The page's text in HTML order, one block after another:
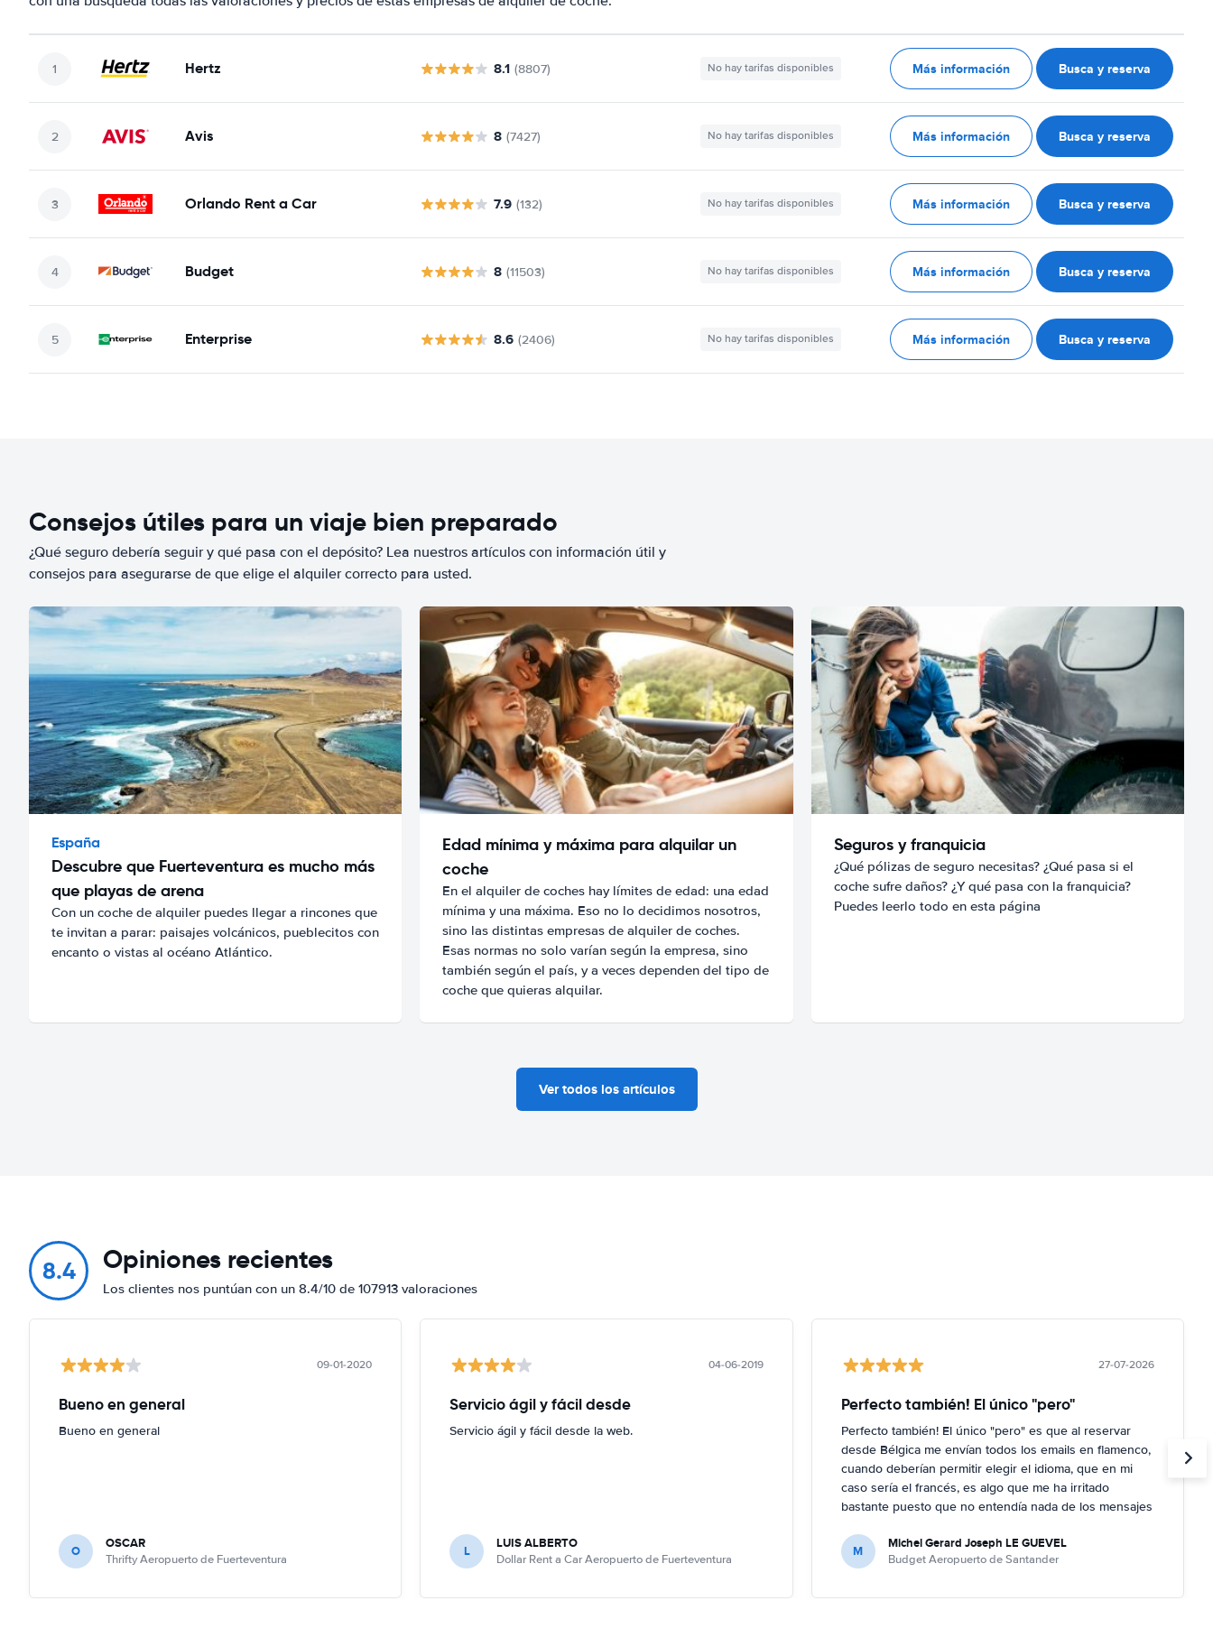
Hertz 8.1 (8807) No hay tarifas disponibles Más información Busca y reserva
Avis 8 (7427) No hay tarifas disponibles Más información Busca y reserva
Orlando Rent a Car 7.9 (132) No hay tarifas disponibles Más información Busca y reserva
Budget 8 (11503) No hay tarifas disponibles Más información Busca y reserva
Enterprise 8.6 (2406) No hay tarifas disponibles Más información Busca y reserva
Consejos útiles para un viaje bien preparado
¿Qué seguro debería seguir y qué pasa con el depósito? Lea nuestros artículos con información útil y
consejos para asegurarse de que elige el alquiler correcto para usted.
España
Descubre que Fuerteventura es mucho más
que playas de arena
Con un coche de alquiler puedes llegar a rincones que
te invitan a parar: paisajes volcánicos, pueblecitos con
encanto o vistas al océano Atlántico.
Edad mínima y máxima para alquilar un
coche
En el alquiler de coches hay límites de edad: una edad
mínima y una máxima. Eso no lo decidimos nosotros,
sino las distintas empresas de alquiler de coches.
Esas normas no solo varían según la empresa, sino
también según el país, y a veces dependen del tipo de
coche que quieras alquilar.
Seguros y franquicia
¿Qué pólizas de seguro necesitas? ¿Qué pasa si el
coche sufre daños? ¿Y qué pasa con la franquicia?
Puedes leerlo todo en esta página
Ver todos los artículos
8.4 Opiniones recientes
Los clientes nos puntúan con un 8.4/10 de 107913 valoraciones
09-01-2020
Bueno en general
Bueno en general
O OSCAR
Thrifty Aeropuerto de Fuerteventura
04-06-2019
Servicio ágil y fácil desde
Servicio ágil y fácil desde la web.
L LUIS ALBERTO
Dollar Rent a Car Aeropuerto de Fuerteventura
27-07-2026
Perfecto también! El único "pero"
Perfecto también! El único "pero" es que al reservar
desde Bélgica me envían todos los emails en flamenco,
cuando deberían permitir elegir el idioma, que en mi
caso sería el francés, es algo que me ha irritado
bastante puesto que no entendía nada de los mensajes
haber ningún problema, pero en caso contrario...
M Michel Gerard Joseph LE GUEVEL
Budget Aeropuerto de Santander